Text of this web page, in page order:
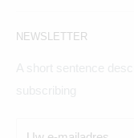
Hogeweg 19, 1098BV
NEWSLETTER